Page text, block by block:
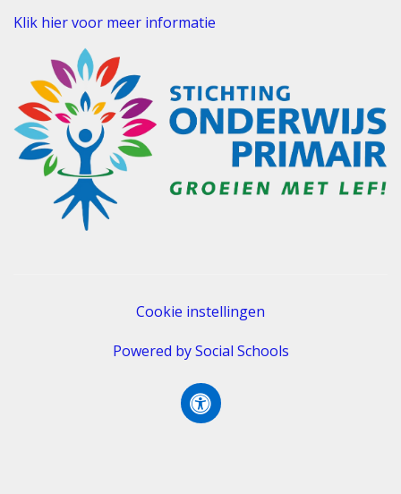
Klik hier voor meer informatie
Cookie instellingen
Powered bySocial Schools